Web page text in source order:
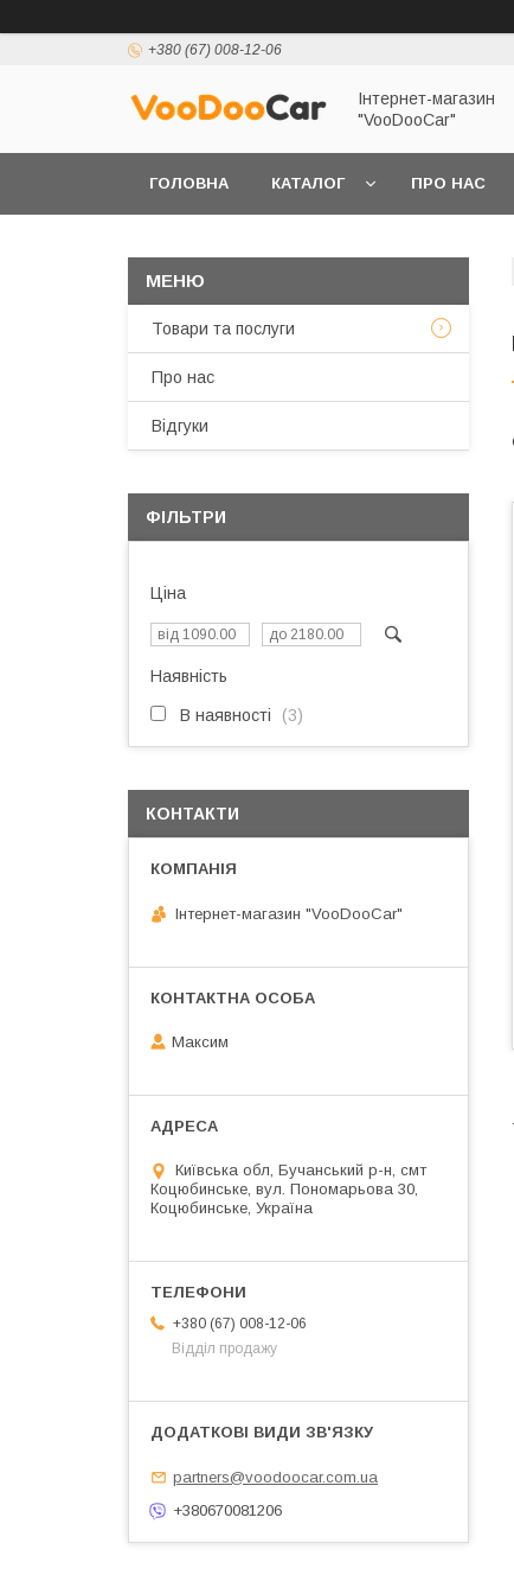
+380 (67) 008-12-06
Інтернет-магазин
"VooDooCar"
ГОЛОВНА КАТАЛОГ ПРО НАС
Товари та послуги
Про нас
Відгуки
ФІЛЬТРИ
Ціна
Наявність
В наявності 3
КОНТАКТИ
Інтернет-магазин "VooDooCar"
Максим
Київська обл, Бучанський р-н, смт
Коцюбинське, вул. Пономарьова 30,
Коцюбинське, Україна
+380 (67) 008-12-06
Відділ продажу
partners@voodoocar.com.ua
+380670081206